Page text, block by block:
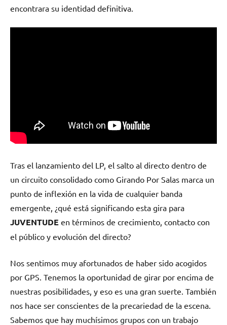
encontrara su identidad definitiva.
Tras el lanzamiento del LP, el salto al directo dentro de
un circuito consolidado como Girando Por Salas marca un
punto de inflexión en la vida de cualquier banda
emergente, ¿qué está significando esta gira para
JUVENTUDE en términos de crecimiento, contacto con
el público y evolución del directo?
Nos sentimos muy afortunados de haber sido acogidos
por GPS. Tenemos la oportunidad de girar por encima de
nuestras posibilidades, y eso es una gran suerte. También
nos hace ser conscientes de la precariedad de la escena.
Sabemos que hay muchísimos grupos con un trabajo